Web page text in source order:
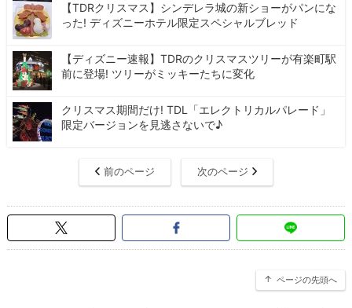
【TDRクリスマス】シンデレラ城の新ショーがパンにな
った! ディズニーホテル限定スペシャルブレッド
【ディズニー速報】TDRのクリスマスツリーが有楽町駅
前に登場! ツリーがミッキーたちに変化
クリスマス期間だけ! TDL「エレクトリカルパレード」
限定バージョンを見逃さないで♪
前のページ 次のページ
ページの先頭へ